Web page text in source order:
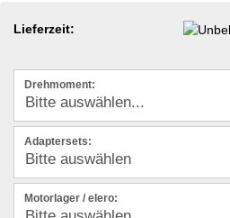
Lieferzeit:
Drehmoment:
Adaptersets:
Motorlager / elero: